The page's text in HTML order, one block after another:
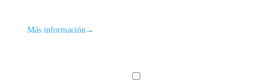
Más información →
W